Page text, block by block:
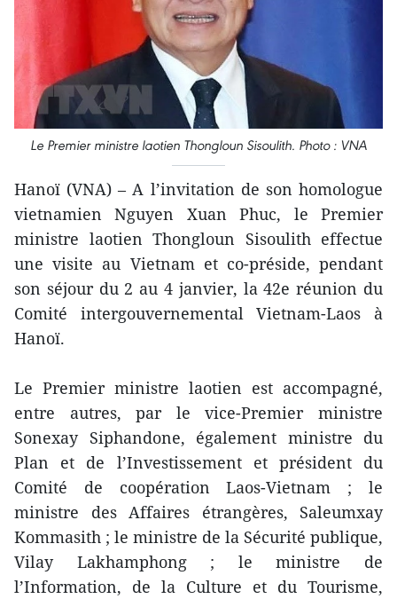
Le Premier ministre laotien Thongloun Sisoulith. Photo : VNA
Hanoï (VNA) – A l’invitation de son homologue
vietnamien Nguyen Xuan Phuc, le Premier
ministre laotien Thongloun Sisoulith effectue
une visite au Vietnam et co-préside, pendant
son séjour du 2 au 4 janvier, la 42e réunion du
Comité intergouvernemental Vietnam-Laos à
Hanoï.
Le Premier ministre laotien est accompagné,
entre autres, par le vice-Premier ministre
Sonexay Siphandone, également ministre du
Plan et de l’Investissement et président du
Comité de coopération Laos-Vietnam ; le
ministre des Affaires étrangères, Saleumxay
Kommasith ; le ministre de la Sécurité publique,
Vilay Lakhamphong ; le ministre de
l’Information, de la Culture et du Tourisme,